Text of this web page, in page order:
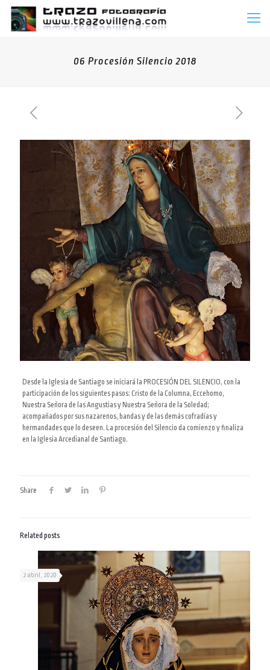
06 Procesión Silencio 2018
Desde la Iglesia de Santiago se iniciará la PROCESIÓN DEL SILENCIO, con la
participación de los siguientes pasos: Cristo de la Columna, Eccehomo,
Nuestra Señora de las Angustias y Nuestra Señora de la Soledad;
acompañados por sus nazarenos, bandas y de las demás cofradías y
hermandades que lo deseen. La procesión del Silencio da comienzo y finaliza
en la Iglesia Arcedianal de Santiago.
Share
Related posts
2 abril, 2020